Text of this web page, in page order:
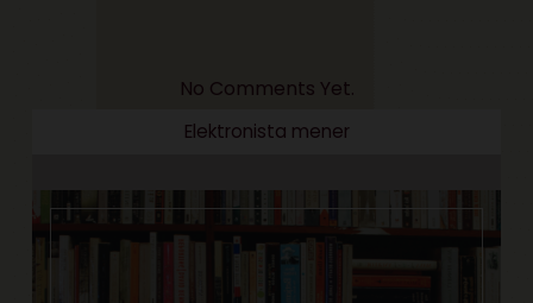
No Comments Yet.
Elektronista mener